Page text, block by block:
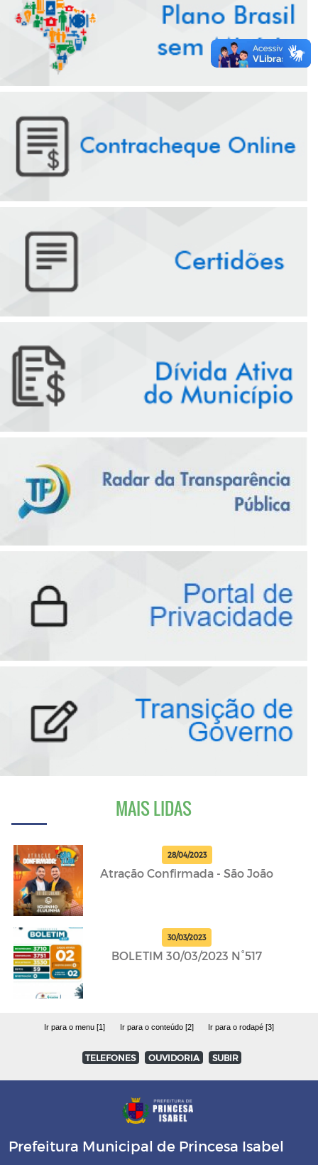
MAIS LIDAS
28/04/2023
Atração Confirmada - São João
30/03/2023
BOLETIM 30/03/2023 N°517
Ir para o menu [1] Ir para o conteúdo [2] Ir para o rodapé [3]
TELEFONES OUVIDORIA SUBIR
Prefeitura Municipal de Princesa Isabel